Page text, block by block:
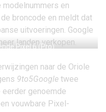
en
broncode en meldt dat
uitvoeringen. Google
landen verkopen.
Pixel 6 (Pro)
naar de Oriole
9to5Google twee
genoemde
vouwbare Pixel-